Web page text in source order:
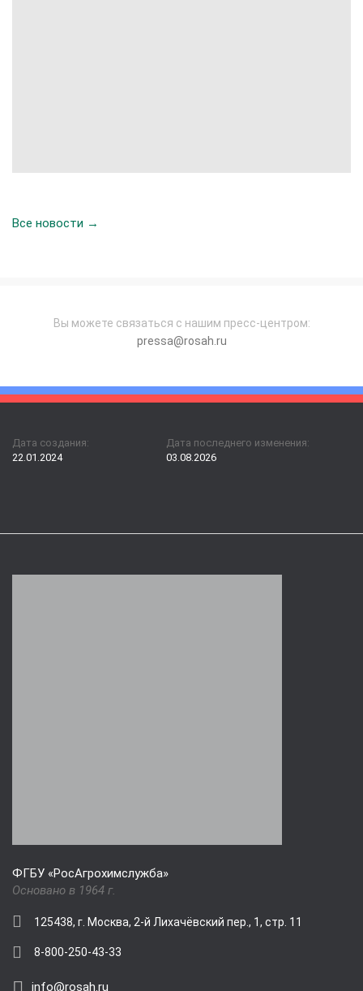
Все новости →
Вы можете связаться с нашим пресс-центром:
pressa@rosah.ru
Дата создания:
22.01.2024
Дата последнего изменения:
03.08.2026
ФГБУ «РосАгрохимслужба»
Основано в 1964 г.
125438, г. Москва, 2-й Лихачёвский пер., 1, стр. 11
8-800-250-43-33
info@rosah.ru